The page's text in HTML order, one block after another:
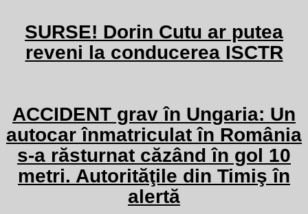
SURSE! Dorin Cutu ar putea
reveni la conducerea ISCTR
ACCIDENT grav în Ungaria: Un
autocar înmatriculat în România
s-a răsturnat căzând în gol 10
metri. Autorităţile din Timiş în
alertă